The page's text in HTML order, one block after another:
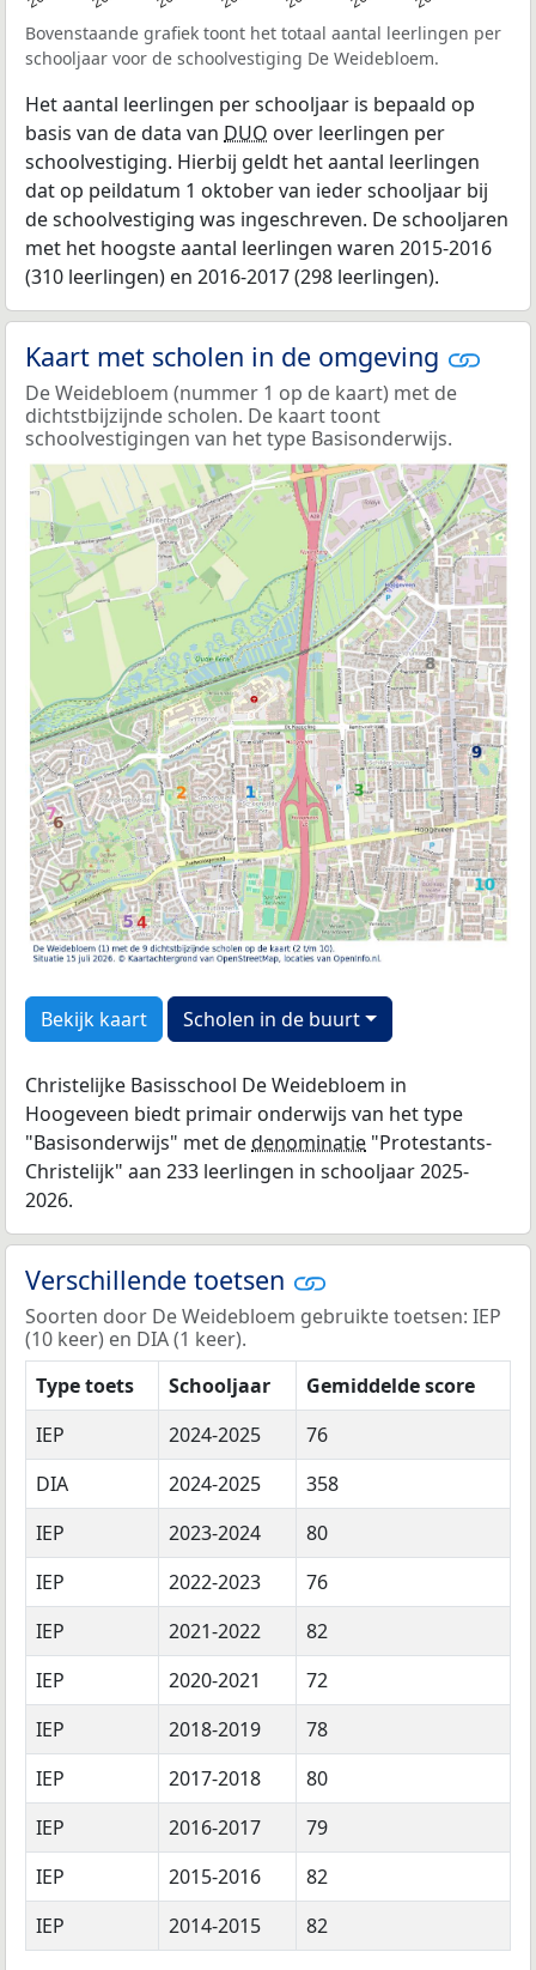
Bovenstaande grafiek toont het totaal aantal leerlingen per
schooljaar voor de schoolvestiging De Weidebloem.
Het aantal leerlingen per schooljaar is bepaald op
basis van de data van DUO over leerlingen per
schoolvestiging. Hierbij geldt het aantal leerlingen
dat op peildatum 1 oktober van ieder schooljaar bij
de schoolvestiging was ingeschreven. De schooljaren
met het hoogste aantal leerlingen waren 2015-2016
(310 leerlingen) en 2016-2017 (298 leerlingen).
Kaart met scholen in de omgeving
De Weidebloem (nummer 1 op de kaart) met de
dichtstbijzijnde scholen. De kaart toont
schoolvestigingen van het type Basisonderwijs.
Bekijk kaart Scholen in de buurt
Christelijke Basisschool De Weidebloem in
Hoogeveen biedt primair onderwijs van het type
"Basisonderwijs" met dedenominatie "Protestants-
Christelijk" aan 233 leerlingen in schooljaar 2025-
2026.
Verschillende toetsen
Soorten door De Weidebloem gebruikte toetsen: IEP
(10 keer) en DIA (1 keer).
Type toets
Schooljaar
Gemiddelde score
IEP
2024-2025
76
DIA
2024-2025
358
IEP
2023-2024
80
IEP
2022-2023
76
IEP
2021-2022
82
IEP
2020-2021
72
IEP
2018-2019
78
IEP
2017-2018
80
IEP
2016-2017
79
IEP
2015-2016
82
IEP
2014-2015 82